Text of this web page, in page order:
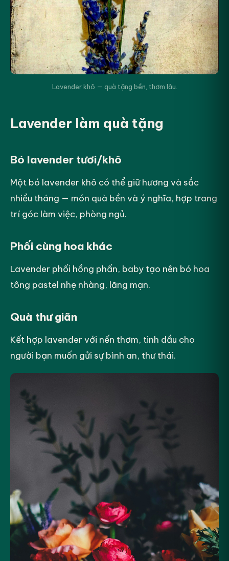
Lavender khô — quà tặng bền, thơm lâu.
Lavender làm quà tặng
Bó lavender tươi/khô
Một bó lavender khô có thể giữ hương và sắc
nhiều tháng — món quà bền và ý nghĩa, hợp trang
trí góc làm việc, phòng ngủ.
Phối cùng hoa khác
Lavender phối hồng phấn, baby tạo nên bó hoa
tông pastel nhẹ nhàng, lãng mạn.
Quà thư giãn
Kết hợp lavender với nến thơm, tinh dầu cho
người bạn muốn gửi sự bình an, thư thái.